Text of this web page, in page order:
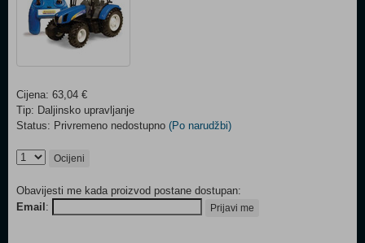
Cijena: 63,04 €
Tip: Daljinsko upravljanje
Status: Privremeno nedostupno (Po narudžbi)
Ocijeni
Obavijesti me kada proizvod postane dostupan:
Email : Prijavi me